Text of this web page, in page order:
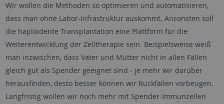
Wir wollen die Methoden so optimieren und automatisieren,
dass man ohne Labor-Infrastruktur auskommt. Ansonsten soll
die haploidente Transplantation eine Plattform für die
Weiterentwicklung der Zelltherapie sein. Beispielsweise weiß
man inzwischen, dass Vater und Mutter nicht in allen Fällen
gleich gut als Spender geeignet sind - je mehr wir darüber
herausfinden, desto besser können wir Rückfällen vorbeugen.
Langfristig wollen wir noch mehr mit Spender-Immunzellen